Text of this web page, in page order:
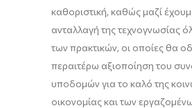
καθοριστική, καθώς μαζί
ανταλλαγή της τεχνογνωσίας
των πρακτικών, οι οποίες θα
περαιτέρω αξιοποίηση του
υποδομών για το καλό της
οικονομίας και των